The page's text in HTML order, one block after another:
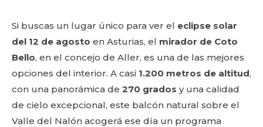
Si buscas un lugar único para ver el eclipse solar
del 12 de agosto en Asturias, el mirador de Coto
Bello, en el concejo de Aller, es una de las mejores
opciones del interior. A casi 1.200 metros de altitud,
con una panorámica de 270 grados y una calidad
de cielo excepcional, este balcón natural sobre el
Valle del Nalón acogerá ese día un programa